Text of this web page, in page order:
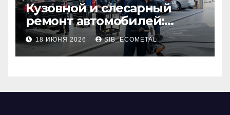
Кузовной и слесарный
ремонт автомобилей:
наличие оригинальных
запчастей производителя
и сроки выполнения работ
18 ИЮНЯ 2026 SIB_ECOMETAL